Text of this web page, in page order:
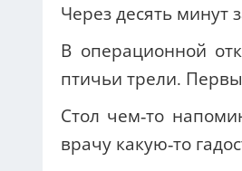
Через десять минут
В операционной
птичьи трели.
Стол чем-то
врачу какую-то